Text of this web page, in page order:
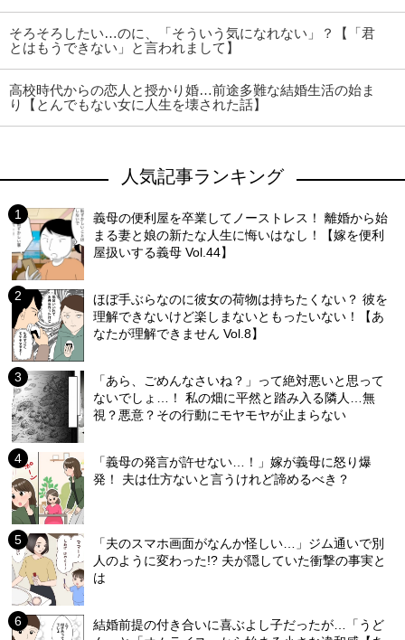
そろそろしたい…のに、「そういう気になれない」？【「君
とはもうできない」と言われまして】
高校時代からの恋人と授かり婚…前途多難な結婚生活の始ま
り【とんでもない女に人生を壊された話】
人気記事ランキング
義母の便利屋を卒業してノーストレス！ 離婚から始
まる妻と娘の新たな人生に悔いはなし！【嫁を便利
屋扱いする義母 Vol.44】
ほぼ手ぶらなのに彼女の荷物は持ちたくない？ 彼を
理解できないけど楽しまないともったいない！【あ
なたが理解できません Vol.8】
「あら、ごめんなさいね？」って絶対悪いと思って
ないでしょ…！ 私の畑に平然と踏み入る隣人…無
視？悪意？その行動にモヤモヤが止まらない
「義母の発言が許せない…！」嫁が義母に怒り爆
発！ 夫は仕方ないと言うけれど諦めるべき？
「夫のスマホ画面がなんか怪しい…」ジム通いで別
人のように変わった!? 夫が隠していた衝撃の事実と
は
結婚前提の付き合いに喜ぶよし子だったが…「うど